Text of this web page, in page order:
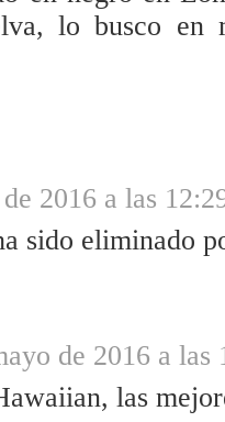
lo busco en
2016 a las
sido eliminado
de 2016 a las
las